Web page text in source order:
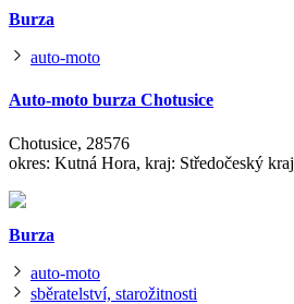
Burza
auto-moto
Auto-moto burza Chotusice
Chotusice, 28576
okres: Kutná Hora, kraj: Středočeský kraj
Burza
auto-moto
sběratelství, starožitnosti